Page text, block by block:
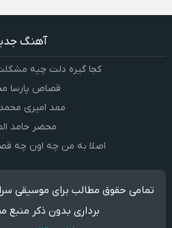
آهنگ
کجا گیره دلت چیه
قصاص پارسا
ممد امیری
محضر حامد
اصلا به من چه اون چه
تمامی حقوق مطالب برای موسیقی
برداری بدون ذکر منبع